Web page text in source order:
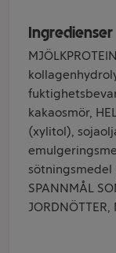
Ingredienser
kakaosmör,
(xylitol),
sötningsmedel
SPANNMÅL
JORDNÖTTER,